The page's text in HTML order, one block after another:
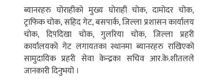
ब्यानरहरु घोराहीको मुख्य घोराही चोक, दामोदर चोक,
ट्राफिक चोक, सहिद गेट, बसपार्क, जिल्ला प्रशासन कार्यालय
चोक, दिपदिखा चोक, गुलरिया चोक, जिल्ला प्रहरी
कार्यालयको गेट लगायतका स्थानमा ब्यानरहरु राखिएको
सामुदायिक प्रहरी सेवा केन्द्रका सचिव आर.के.शीतलले
जानकारी दिनुभयो ।